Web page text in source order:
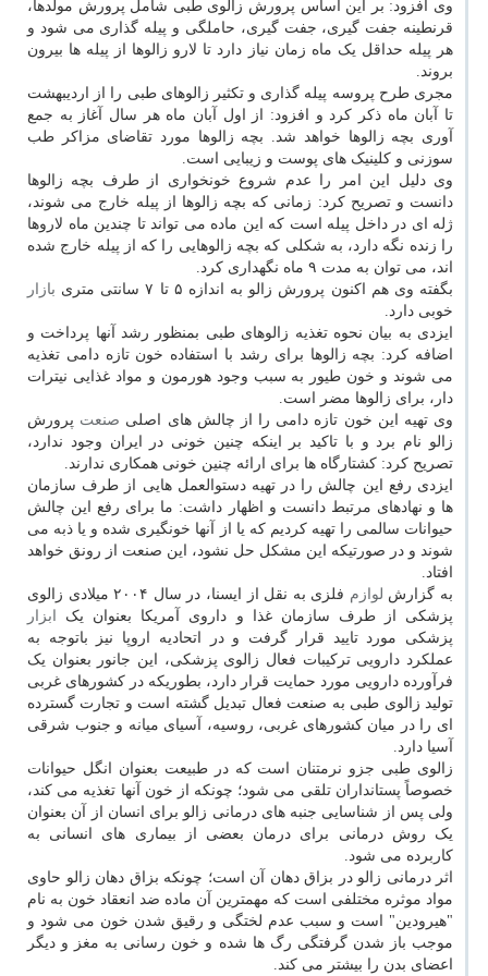
وی افزود: بر این اساس پرورش زالوی طبی شامل پرورش مولدها،
قرنطینه جفت گیری، جفت گیری، حاملگی و پیله گذاری می شود و
هر پیله حداقل یک ماه زمان نیاز دارد تا لارو زالوها از پیله ها بیرون
بروند.
مجری طرح پروسه پیله گذاری و تکثیر زالوهای طبی را از اردیبهشت
تا آبان ماه ذکر کرد و افزود: از اول آبان ماه هر سال آغاز به جمع
آوری بچه زالوها خواهد شد. بچه زالوها مورد تقاضای مزاکر طب
سوزنی و کلینیک های پوست و زیبایی است.
وی دلیل این امر را عدم شروع خونخواری از طرف بچه زالوها
دانست و تصریح کرد: زمانی که بچه زالوها از پیله خارج می شوند،
ژله ای در داخل پیله است که این ماده می تواند تا چندین ماه لاروها
را زنده نگه دارد، به شکلی که بچه زالوهایی را که از پیله خارج شده
اند، می توان به مدت ۹ ماه نگهداری کرد.
بگفته وی هم اکنون پرورش زالو به اندازه ۵ تا ۷ سانتی متری
بازار
خوبی دارد.
ایزدی به بیان نحوه تغذیه زالوهای طبی بمنظور رشد آنها پرداخت و
اضافه کرد: بچه زالوها برای رشد با استفاده خون تازه دامی تغذیه
می شوند و خون طیور به سبب وجود هورمون و مواد غذایی نیترات
دار، برای زالوها مضر است.
وی تهیه این خون تازه دامی را از چالش های اصلی صنعت پرورش
زالو نام برد و با تاکید بر اینکه چنین خونی در ایران وجود ندارد،
تصریح کرد: کشتارگاه ها برای ارائه چنین خونی همکاری ندارند.
ایزدی رفع این چالش را در تهیه دستوالعمل هایی از طرف سازمان
ها و نهادهای مرتبط دانست و اظهار داشت: ما برای رفع این چالش
حیوانات سالمی را تهیه کردیم که یا از آنها خونگیری شده و یا ذبه می
شوند و در صورتیکه این مشکل حل نشود، این صنعت از رونق خواهد
افتاد.
به گزارش لوازم
فلزی به نقل از ایسنا، در سال ۲۰۰۴ میلادی زالوی
پزشکی از طرف سازمان غذا و داروی آمریکا بعنوان یک
ابزار
پزشکی مورد تایید قرار گرفت و در اتحادیه اروپا نیز باتوجه به
عملکرد دارویی ترکیبات فعال زالوی پزشکی، این جانور بعنوان یک
فرآورده دارویی مورد حمایت قرار دارد، بطوریکه در کشورهای غربی
تولید زالوی طبی به صنعت فعال تبدیل گشته است و تجارت گسترده
ای را در میان کشورهای غربی، روسیه، آسیای میانه و جنوب شرقی
آسیا دارد.
زالوی طبی جزو نرمتنان است که در طبیعت بعنوان انگل حیوانات
خصوصاً پستانداران تلقی می شود؛ چونکه از خون آنها تغذیه می کند،
ولی پس از شناسایی جنبه های درمانی زالو برای انسان از آن بعنوان
یک روش درمانی برای درمان بعضی از بیماری های انسانی به
کاربرده می شود.
اثر درمانی زالو در بزاق دهان آن است؛ چونکه بزاق دهان زالو حاوی
مواد موثره مختلفی است که مهمترین آن ماده ضد انعقاد خون به نام
"هیرودین" است و سبب عدم لختگی و رقیق شدن خون می شود و
موجب باز شدن گرفتگی رگ ها شده و خون رسانی به مغز و دیگر
اعضای بدن را بیشتر می کند.